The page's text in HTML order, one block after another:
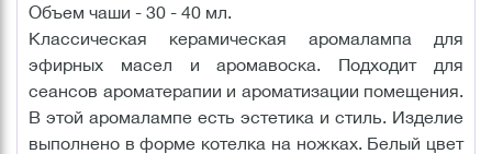
Объем чаши - 30 - 40 мл.
Классическая керамическая аромалампа для
эфирных масел и аромавоска. Подходит для
сеансов ароматерапии и ароматизации помещения.
В этой аромалампе есть эстетика и стиль. Изделие
выполнено в форме котелка на ножках. Белый цвет